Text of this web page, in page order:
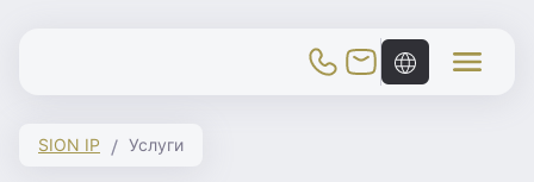
Toggle Mobile Menu
SION IP Услуги